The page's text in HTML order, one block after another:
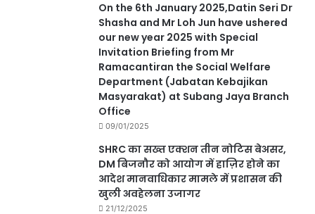
On the 6th January 2025,Datin Seri Dr
Shasha and Mr Loh Jun have ushered
our new year 2025 with Special
Invitation Briefing from Mr
Ramacantiran the Social Welfare
Department (Jabatan Kebajikan
Masyarakat) at Subang Jaya Branch
Office
09/01/2025
SHRC का सख्त एक्शन तीन नोटिस बेअसर,
DM बिजनौर को आयोग में हाज़िर होने का
आदेश मानवाधिकार मामले में प्रशासन की
खुली अवहेलना उजागर
21/12/2025